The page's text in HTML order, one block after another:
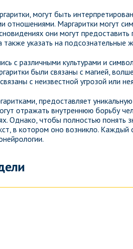
могут быть
отношениями. Маргаритки могут
они могут
также указать на подсознательные
с различными культурами и
были связаны с магией,
с неизвестной угрозой или
предоставляет
отражать внутреннюю борьбу
Однако, чтобы полностью понять
в котором оно возникло. Каждый